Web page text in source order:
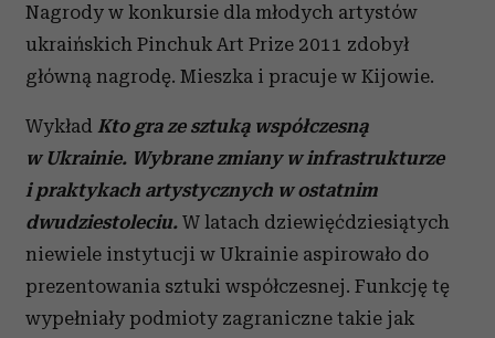
Nagrody w konkursie dla młodych artystów
ukraińskich Pinchuk Art Prize 2011 zdobył
główną nagrodę. Mieszka i pracuje w Kijowie.
Wykład Kto gra ze sztuką współczesną
w Ukrainie. Wybrane zmiany w infrastrukturze
i praktykach artystycznych w ostatnim
dwudziestoleciu. W latach dziewięćdziesiątych
niewiele instytucji w Ukrainie aspirowało do
prezentowania sztuki współczesnej. Funkcję tę
wypełniały podmioty zagraniczne takie jak